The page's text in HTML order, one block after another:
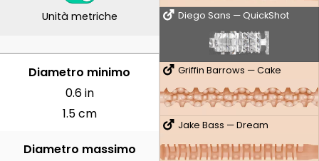
Diego Sans — QuickShot
Griffin Barrows — Cake
Jake Bass — Dream
Unità metriche
Diametro minimo
0.6 in
1.5 cm
Diametro massimo